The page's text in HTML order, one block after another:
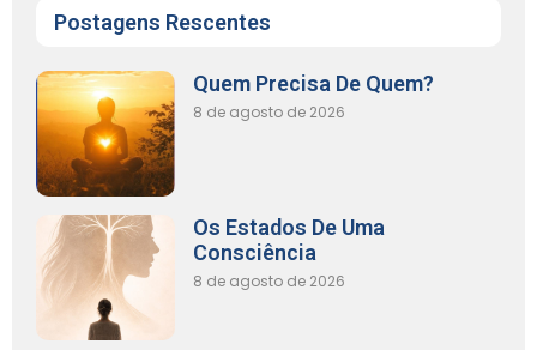
Postagens Rescentes
Quem Precisa De Quem?
8 de agosto de 2026
Os Estados De Uma
Consciência
8 de agosto de 2026